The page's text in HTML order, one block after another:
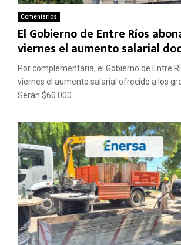
Comentarios
El Gobierno de Entre Ríos
viernes el aumento salarial
Por complementaria, el Gobierno de Entre
viernes el aumento salarial ofrecido a los
Serán $60.000...